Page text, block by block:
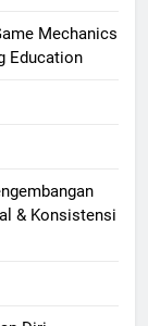
Mechanics
Education
& Konsistensi